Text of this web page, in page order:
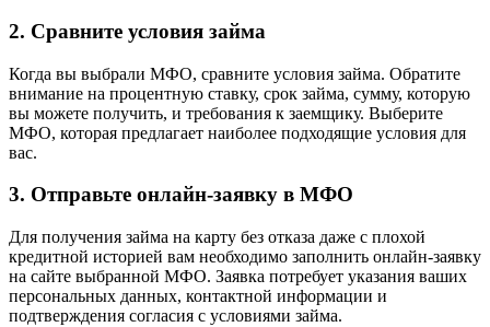
2. Сравните условия займа
Когда вы выбрали МФО, сравните условия займа. Обратите
внимание на процентную ставку, срок займа, сумму, которую
вы можете получить, и требования к заемщику. Выберите
МФО, которая предлагает наиболее подходящие условия для
вас.
3. Отправьте онлайн-заявку в МФО
Для получения займа на карту без отказа даже с плохой
кредитной историей вам необходимо заполнить онлайн-заявку
на сайте выбранной МФО. Заявка потребует указания ваших
персональных данных, контактной информации и
подтверждения согласия с условиями займа.